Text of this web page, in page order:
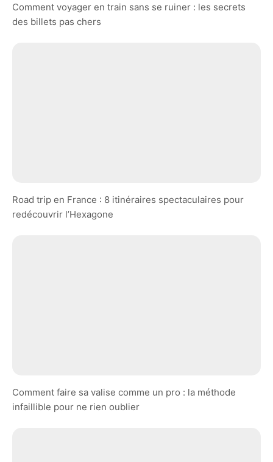
Comment voyager en train sans se ruiner : les secrets
des billets pas chers
Road trip en France : 8 itinéraires spectaculaires pour
redécouvrir l’Hexagone
Comment faire sa valise comme un pro : la méthode
infaillible pour ne rien oublier